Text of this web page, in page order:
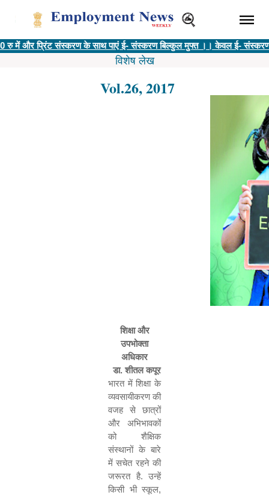
संस्करण के साथ पाएं ई- संस्करण बिल्कुल मुफ्त ।। केवल ई- संस्करण @ 400
विशेष लेख
Vol.26, 2017
शिक्षा और
उपभोक्ता
अधिकार
डा. शीतल कपूर
भारत में शिक्षा के
व्यवसायीकरण की
वजह से छात्रों
और अभिभावकों
को शैक्षिक
संस्थानों के बारे
में सचेत रहने की
जरूरत है. उन्हें
किसी भी स्कूल,